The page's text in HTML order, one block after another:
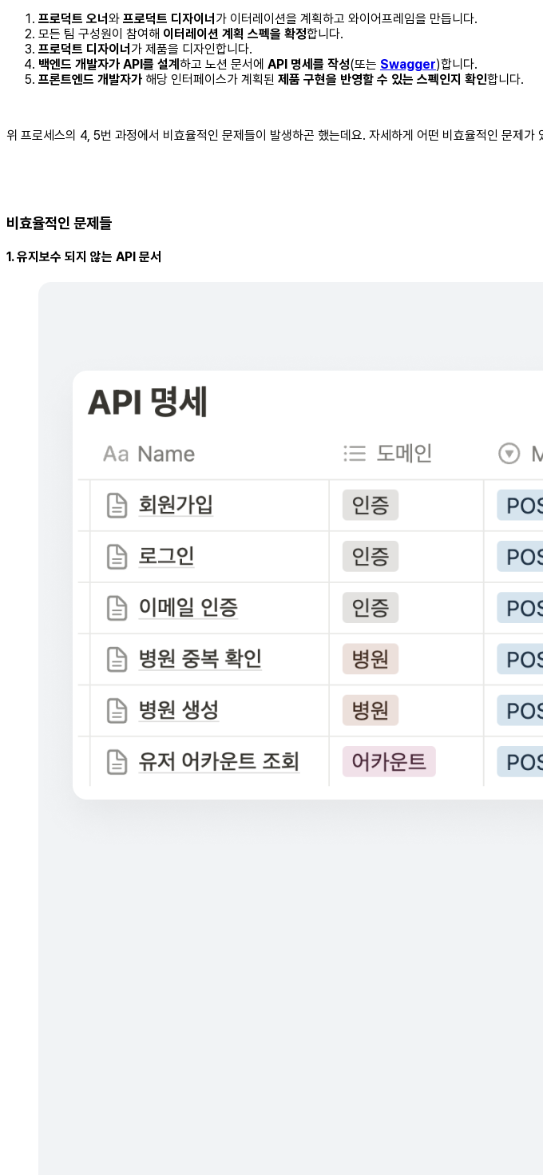
프로덕트 오너 와 프로덕트 디자이너 가 이터레이션을 계획하고 와이어프레임을 만듭니다.
모든 팀 구성원이 참여해 이터레이션 계획 스펙을 확정합니다.
프로덕트 디자이너 가 제품을 디자인합니다.
백엔드 개발자가 API를 설계 하고 노션 문서에 API 명세를 작성(또는 Swagger)합니다.
프론트엔드 개발자가 해당 인터페이스가 계획된 제품 구현을 반영할 수 있는 스펙인지 확인합니다.
위 프로세스의 4, 5번 과정에서 비효율적인 문제들이 발생하곤 했는데요. 자세하게 어떤 비효율적인 문제
비효율적인 문제들
1. 유지보수 되지 않는 API 문서